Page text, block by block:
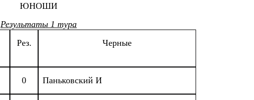
ЮНОШИ
Результаты 1 тура
Рез. Черные
0 Паньковский И